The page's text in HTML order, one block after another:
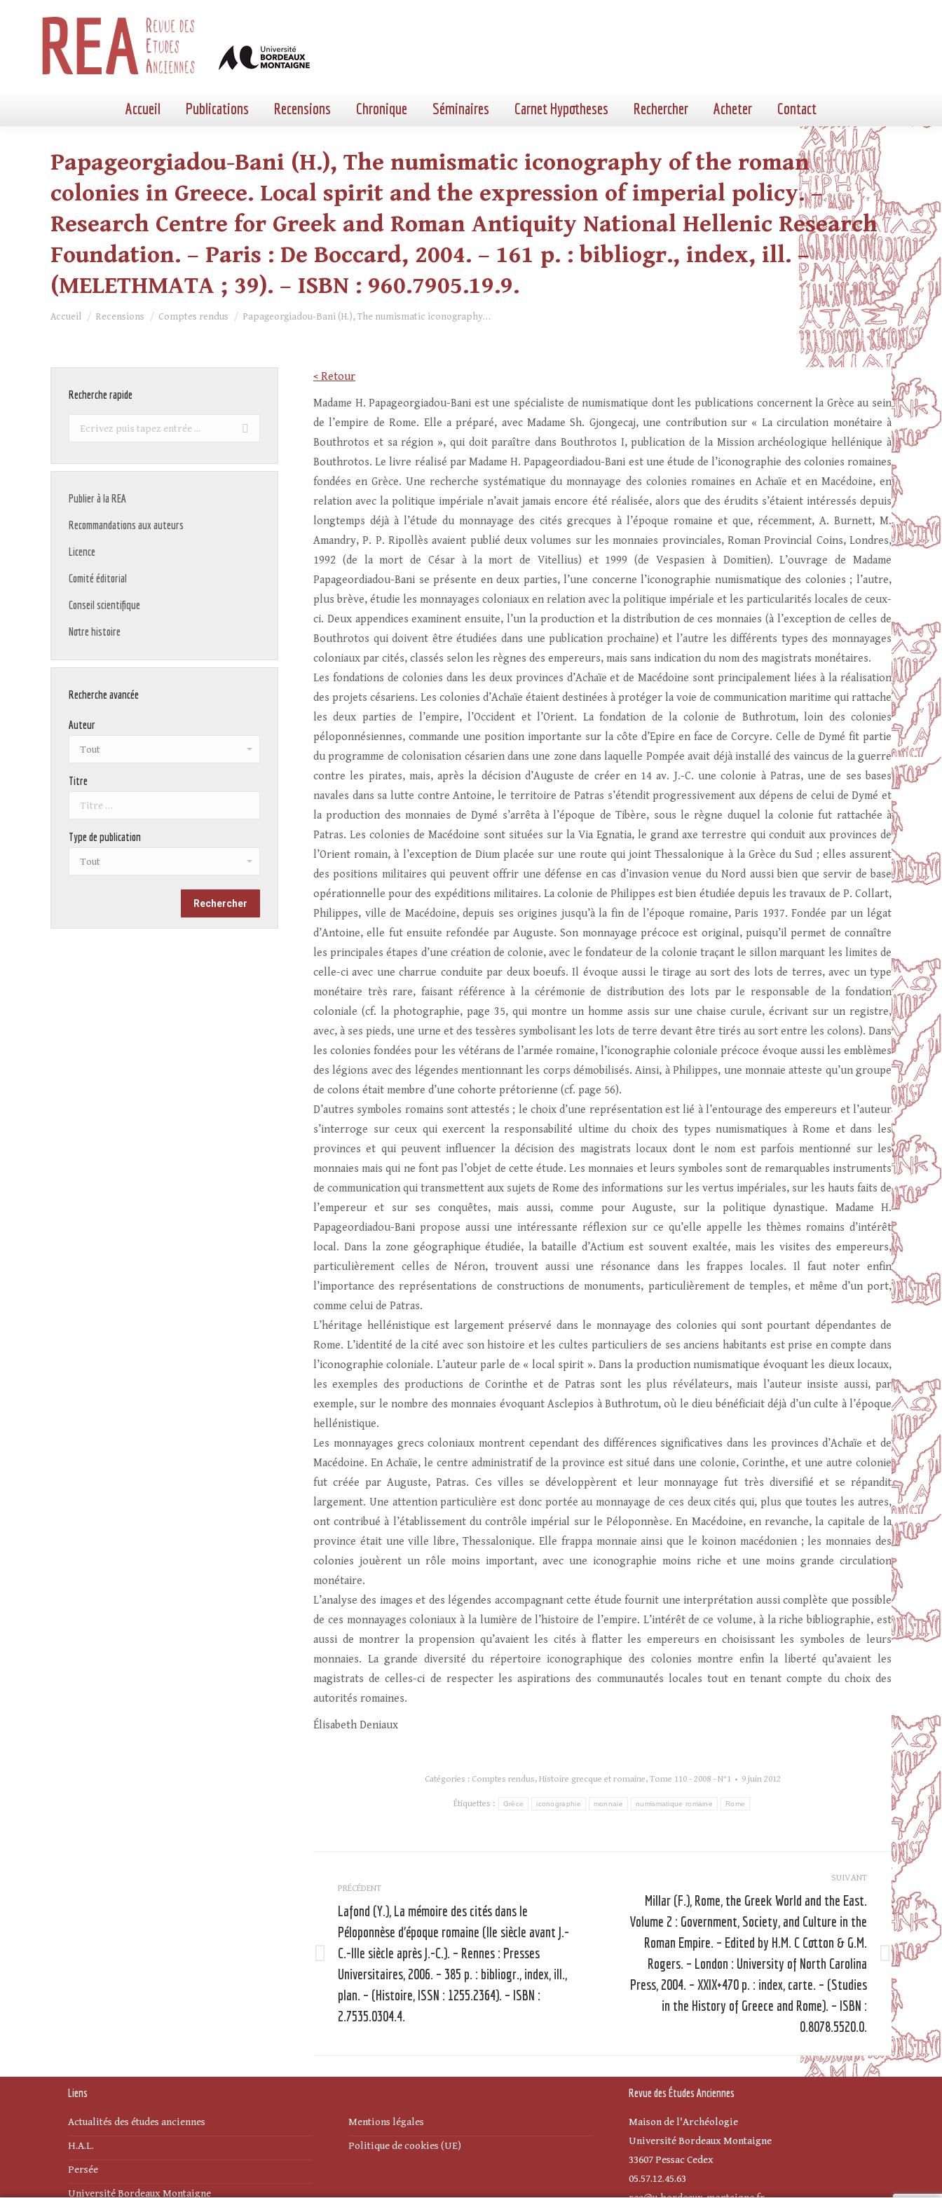
Accueil Publications Recensions Chronique Séminaires Carnet Hypotheses Rechercher Acheter Contact
Papageorgiadou-Bani (H.), The numismatic iconography of the roman
colonies in Greece. Local spirit and the expression of imperial policy. –
Research Centre for Greek and Roman Antiquity National Hellenic Research
Foundation. – Paris : De Boccard, 2004. – 161 p. : bibliogr., index, ill. –
(MELETHMATA ; 39). – ISBN : 960.7905.19.9.
Vous êtes ici :
Accueil Recensions Comptes rendus Papageorgiadou-Bani (H.), The numismatic iconography…
< Retour
Madame H. Papageorgiadou-Bani est une spécialiste de numismatique dont les publications concernent la Grèce au sein
de l’empire de Rome. Elle a préparé, avec Madame Sh. Gjongecaj, une contribution sur « La circulation monétaire à
Bouthrotos et sa région », qui doit paraître dans Bouthrotos I, publication de la Mission archéologique hellénique à
Bouthrotos. Le livre réalisé par Madame H. Papageordiadou-Bani est une étude de l’iconographie des colonies romaines
fondées en Grèce. Une recherche systématique du monnayage des colonies romaines en Achaïe et en Macédoine, en
relation avec la politique impériale n’avait jamais encore été réalisée, alors que des érudits s’étaient intéressés depuis
longtemps déjà à l’étude du monnayage des cités grecques à l’époque romaine et que, récemment, A. Burnett, M.
Amandry, P. P. Ripollès avaient publié deux volumes sur les monnaies provinciales, Roman Provincial Coins, Londres,
1992 (de la mort de César à la mort de Vitellius) et 1999 (de Vespasien à Domitien). L’ouvrage de Madame
Papageordiadou-Bani se présente en deux parties, l’une concerne l’iconographie numismatique des colonies ; l’autre,
plus brève, étudie les monnayages coloniaux en relation avec la politique impériale et les particularités locales de ceux-
ci. Deux appendices examinent ensuite, l’un la production et la distribution de ces monnaies (à l’exception de celles de
Bouthrotos qui doivent être étudiées dans une publication prochaine) et l’autre les différents types des monnayages
coloniaux par cités, classés selon les règnes des empereurs, mais sans indication du nom des magistrats monétaires.
Les fondations de colonies dans les deux provinces d’Achaïe et de Macédoine sont principalement liées à la réalisation
des projets césariens. Les colonies d’Achaïe étaient destinées à protéger la voie de communication maritime qui rattache
les deux parties de l’empire, l’Occident et l’Orient. La fondation de la colonie de Buthrotum, loin des colonies
péloponnésiennes, commande une position importante sur la côte d’Epire en face de Corcyre. Celle de Dymé fit partie
du programme de colonisation césarien dans une zone dans laquelle Pompée avait déjà installé des vaincus de la guerre
contre les pirates, mais, après la décision d’Auguste de créer en 14 av. J.-C. une colonie à Patras, une de ses bases
navales dans sa lutte contre Antoine, le territoire de Patras s’étendit progressivement aux dépens de celui de Dymé et
la production des monnaies de Dymé s’arrêta à l’époque de Tibère, sous le règne duquel la colonie fut rattachée à
Patras. Les colonies de Macédoine sont situées sur la Via Egnatia, le grand axe terrestre qui conduit aux provinces de
l’Orient romain, à l’exception de Dium placée sur une route qui joint Thessalonique à la Grèce du Sud ; elles assurent
des positions militaires qui peuvent offrir une défense en cas d’invasion venue du Nord aussi bien que servir de base
opérationnelle pour des expéditions militaires. La colonie de Philippes est bien étudiée depuis les travaux de P. Collart,
Philippes, ville de Macédoine, depuis ses origines jusqu’à la fin de l’époque romaine, Paris 1937. Fondée par un légat
d’Antoine, elle fut ensuite refondée par Auguste. Son monnayage précoce est original, puisqu’il permet de connaître
les principales étapes d’une création de colonie, avec le fondateur de la colonie traçant le sillon marquant les limites de
celle-ci avec une charrue conduite par deux boeufs. Il évoque aussi le tirage au sort des lots de terres, avec un type
monétaire très rare, faisant référence à la cérémonie de distribution des lots par le responsable de la fondation
coloniale (cf. la photographie, page 35, qui montre un homme assis sur une chaise curule, écrivant sur un registre,
avec, à ses pieds, une urne et des tessères symbolisant les lots de terre devant être tirés au sort entre les colons). Dans
les colonies fondées pour les vétérans de l’armée romaine, l’iconographie coloniale précoce évoque aussi les emblèmes
des légions avec des légendes mentionnant les corps démobilisés. Ainsi, à Philippes, une monnaie atteste qu’un groupe
de colons était membre d’une cohorte prétorienne (cf. page 56).
D’autres symboles romains sont attestés ; le choix d’une représentation est lié à l’entourage des empereurs et l’auteur
s’interroge sur ceux qui exercent la responsabilité ultime du choix des types numismatiques à Rome et dans les
provinces et qui peuvent influencer la décision des magistrats locaux dont le nom est parfois mentionné sur les
monnaies mais qui ne font pas l’objet de cette étude. Les monnaies et leurs symboles sont de remarquables instruments
de communication qui transmettent aux sujets de Rome des informations sur les vertus impériales, sur les hauts faits de
l’empereur et sur ses conquêtes, mais aussi, comme pour Auguste, sur la politique dynastique. Madame H.
Papageordiadou-Bani propose aussi une intéressante réflexion sur ce qu’elle appelle les thèmes romains d’intérêt
local. Dans la zone géographique étudiée, la bataille d’Actium est souvent exaltée, mais les visites des empereurs,
particulièrement celles de Néron, trouvent aussi une résonance dans les frappes locales. Il faut noter enfin
l’importance des représentations de constructions de monuments, particulièrement de temples, et même d’un port,
comme celui de Patras.
L’héritage hellénistique est largement préservé dans le monnayage des colonies qui sont pourtant dépendantes de
Rome. L’identité de la cité avec son histoire et les cultes particuliers de ses anciens habitants est prise en compte dans
l’iconographie coloniale. L’auteur parle de « local spirit ». Dans la production numismatique évoquant les dieux locaux,
les exemples des productions de Corinthe et de Patras sont les plus révélateurs, mais l’auteur insiste aussi, par
exemple, sur le nombre des monnaies évoquant Asclepios à Buthrotum, où le dieu bénéficiait déjà d’un culte à l’époque
hellénistique.
Les monnayages grecs coloniaux montrent cependant des différences significatives dans les provinces d’Achaïe et de
Macédoine. En Achaïe, le centre administratif de la province est situé dans une colonie, Corinthe, et une autre colonie
fut créée par Auguste, Patras. Ces villes se développèrent et leur monnayage fut très diversifié et se répandit
largement. Une attention particulière est donc portée au monnayage de ces deux cités qui, plus que toutes les autres,
ont contribué à l’établissement du contrôle impérial sur le Péloponnèse. En Macédoine, en revanche, la capitale de la
province était une ville libre, Thessalonique. Elle frappa monnaie ainsi que le koinon macédonien ; les monnaies des
colonies jouèrent un rôle moins important, avec une iconographie moins riche et une moins grande circulation
monétaire.
L’analyse des images et des légendes accompagnant cette étude fournit une interprétation aussi complète que possible
de ces monnayages coloniaux à la lumière de l’histoire de l’empire. L’intérêt de ce volume, à la riche bibliographie, est
aussi de montrer la propension qu’avaient les cités à flatter les empereurs en choisissant les symboles de leurs
monnaies. La grande diversité du répertoire iconographique des colonies montre enfin la liberté qu’avaient les
magistrats de celles-ci de respecter les aspirations des communautés locales tout en tenant compte du choix des
autorités romaines.
Élisabeth Deniaux
Catégories : Comptes rendus, Histoire grecque et romaine, Tome 110 - 2008 - N°1 9 juin 2012
Étiquettes : Grèce iconographie monnaie numismatique romaine Rome
article
PRÉCÉDENT
Article
précédent
:
Lafond (Y.), La mémoire des cités dans le
Péloponnèse d’époque romaine (IIe siècle avant J.-
C.-IIIe siècle après J.-C.). – Rennes : Presses
Universitaires, 2006. – 385 p. : bibliogr., index, ill.,
plan. – (Histoire, ISSN : 1255.2364). – ISBN :
2.7535.0304.4.
SUIVANT
Article
suivant
Millar (F.), Rome, the Greek World and the East.
Volume 2 : Government, Society, and Culture in the
Roman Empire. – Edited by H.M. C Cotton & G.M.
Rogers. – London : University of North Carolina
Press, 2004. – XXIX+470 p. : index, carte. – (Studies
in the History of Greece and Rome). – ISBN :
0.8078.5520.0.
Recherche rapide
Recherche
Publier à la REA
Recommandations aux auteurs
Licence
Comité éditorial
Conseil scientifique
Notre histoire
Recherche avancée
Auteur
Titre
Type de publication
Liens
Actualités des études anciennes
H.A.L.
Persée
Université Bordeaux Montaigne
Mentions légales
Politique de cookies (UE)
Revue des Études Anciennes
Maison de l'Archéologie
Université Bordeaux Montaigne
33607 Pessac Cedex
05.57.12.45.63